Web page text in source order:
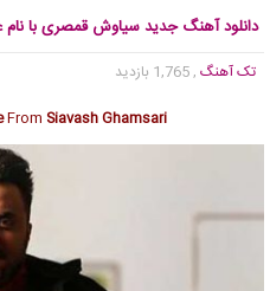
دانلود آهنگ جدید سیاوش قمصری با
تک آهنگ , 1,765 بازدید
From Siavash Ghamsari